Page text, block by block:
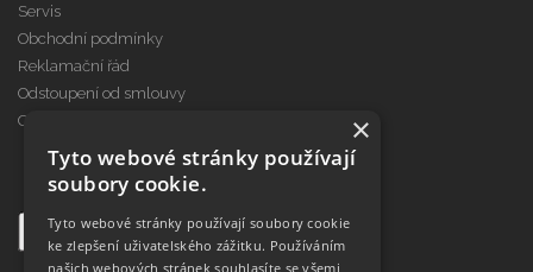
Servis
Obchodní podmínky
Reklamační řád
Odstoupení od smlouvy
Cookies
×
Tyto webové stránky používají
soubory cookie.
Tyto webové stránky používají soubory cookie
ke zlepšení uživatelského zážitku. Používáním
našich webových stránek souhlasíte se všemi